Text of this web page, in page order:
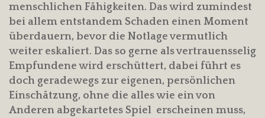
menschlichen Fähigkeiten. Das wird zumindest
bei allem entstandem Schaden einen Moment
überdauern, bevor die Notlage vermutlich
weiter eskaliert. Das so gerne als vertrauensselig
Empfundene wird erschüttert, dabei führt es
doch geradewegs zur eigenen, persönlichen
Einschätzung, ohne die alles wie ein von
Anderen abgekartetes Spiel erscheinen muss,